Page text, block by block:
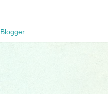
Blogger.